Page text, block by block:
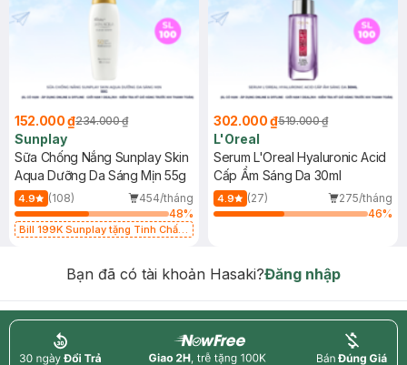
152.000 ₫234.000 ₫
Sunplay
Sữa Chống Nắng Sunplay Skin
Aqua Dưỡng Da Sáng Mịn 55g
4.9 (108)
454/tháng
48%
Bill 199K Sunplay tặng Tinh Chất
302.000 ₫519.000 ₫
L'Oreal
Serum L'Oreal Hyaluronic Acid
Cấp Ẩm Sáng Da 30ml
4.9 (27)
275/tháng
46%
Bạn đã có tài khoản Hasaki?Đăng nhập